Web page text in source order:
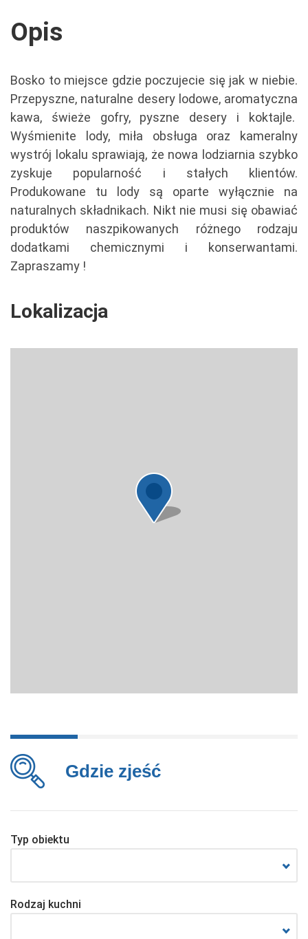
Opis
Bosko to miejsce gdzie poczujecie się jak w niebie.
Przepyszne, naturalne desery lodowe, aromatyczna
kawa, świeże gofry, pyszne desery i koktajle.
Wyśmienite lody, miła obsługa oraz kameralny
wystrój lokalu sprawiają, że nowa lodziarnia szybko
zyskuje popularność i stałych klientów.
Produkowane tu l ody są oparte wyłącznie na
naturalnych składnikach. Nikt nie musi się obawiać
produktów naszpikowanych różnego rodzaju
dodatkami chemicznymi i konserwantami.
Zapraszamy !
Lokalizacja
Gdzie zjeść
Typ obiektu
Rodzaj kuchni